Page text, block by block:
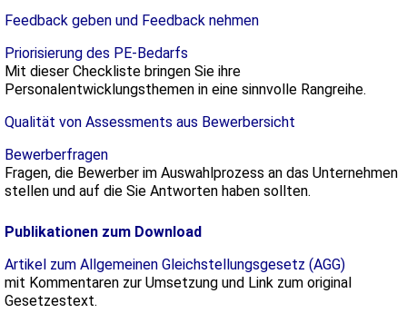
Feedback geben und Feedback nehmen
Priorisierung des PE-Bedarfs
Mit dieser Checkliste bringen Sie ihre
Personalentwicklungsthemen in eine sinnvolle Rangreihe.
Qualität von Assessments aus Bewerbersicht
Bewerberfragen
Fragen, die Bewerber im Auswahlprozess an das Unternehmen
stellen und auf die Sie Antworten haben sollten.
Publikationen zum Download
Artikel zum Allgemeinen Gleichstellungsgesetz (AGG)
mit Kommentaren zur Umsetzung und Link zum original
Gesetzestext.